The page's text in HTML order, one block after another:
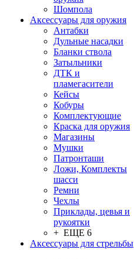
Шомпола
Аксессуары для оружия
Антабки
Дульные насадки
Бланки ствола
Затыльники
ДТК и
пламегасители
Кейсы
Кобуры
Комплектующие
Краска для оружия
Магазины
Мушки
Патронташи
Ложи, Комплекты
шасси
Ремни
Чехлы
Приклады, цевья и
рукоятки
+ ЕЩЕ 6
Аксессуары для стрельбы